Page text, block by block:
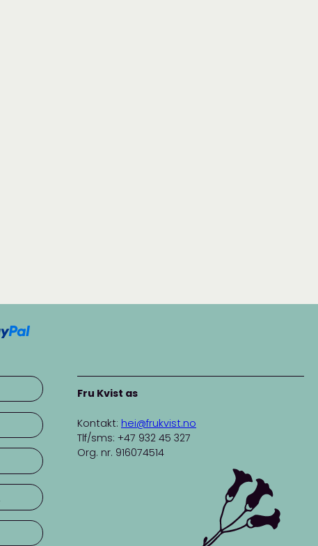
Fru Kvist as
Kontakt: hei@frukvist.no
Tlf/sms: +47 932 45 327
Org. nr. 916074514